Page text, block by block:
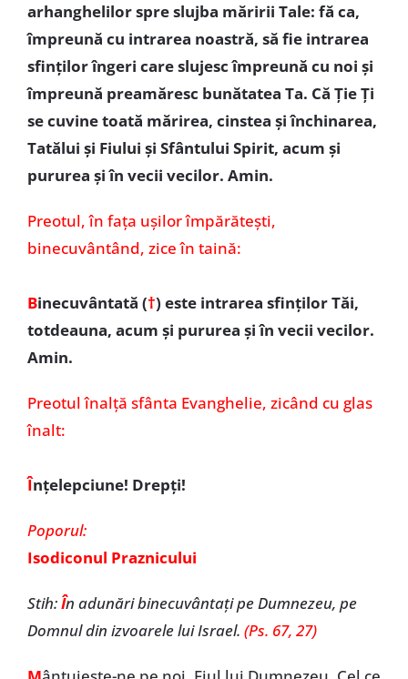
arhanghelilor spre slujba măririi Tale: fă ca,
împreună cu intrarea noastră, să fie intrarea
sfinților îngeri care slujesc împreună cu noi și
împreună preamăresc bunătatea Ta. Că Ție Ți
se cuvine toată mărirea, cinstea și închinarea,
Tatălui și Fiului și Sfântului Spirit, acum și
pururea și în vecii vecilor. Amin.
Preotul, în fața ușilor împărătești,
binecuvântând, zice în taină:
Binecuvântată (†) este intrarea sfinților Tăi,
totdeauna, acum și pururea și în vecii vecilor.
Amin.
Preotul înalță sfânta Evanghelie, zicând cu glas
înalt:
Înțelepciune! Drepți!
Poporul:
Isodiconul Praznicului
Stih:În adunări binecuvântați pe Dumnezeu, pe
Domnul din izvoarele lui Israel. (Ps. 67, 27)